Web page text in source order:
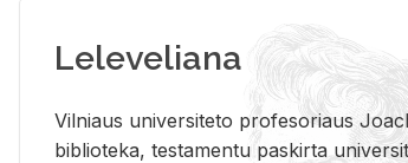
Leleveliana
Vil­niaus uni­ver­si­te­to pro­fe­so­riaus
bi­b­lio­te­ka, te­sta­men­tu pa­skir­ta